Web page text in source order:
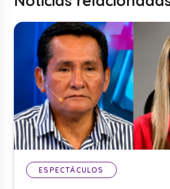
ESPECTÁCULOS